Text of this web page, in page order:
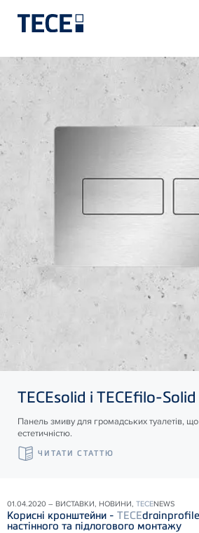
Skip to main content
TECEsolid і TECEfilo-Solid
Панель змиву для громадських туалетів,
естетичністю.
ЧИТАТИ СТАТТЮ
01.04.2020 – ВИСТАВКИ, НОВИНИ, TECENEWS
Корисні кронштейни - TECE
настінного та підлогового монтажу